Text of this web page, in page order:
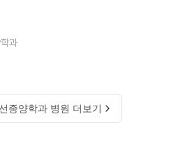
과
종양학과 병원 더보기